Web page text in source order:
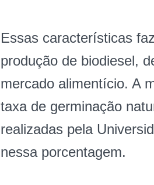
Essas características
produção de biodiesel,
mercado alimentício. A
taxa de germinação
realizadas pela
nessa porcentagem.